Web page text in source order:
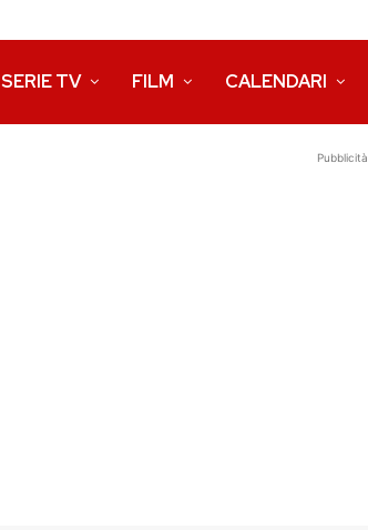
SERIE TV FILM CALENDARI
Pubblicità